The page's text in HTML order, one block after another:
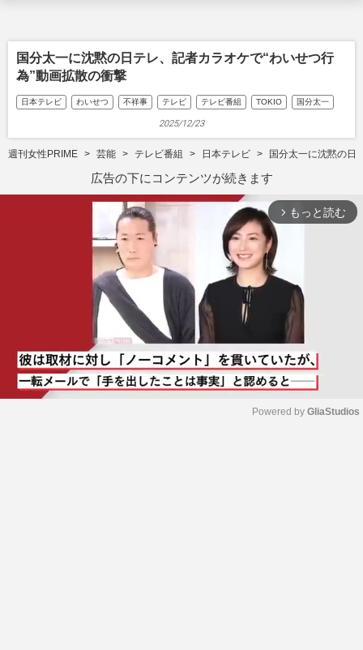
国分太一に沈黙の日テレ、記者カラオケで“わいせつ行
為”動画拡散の衝撃
日本テレビ わいせつ 不祥事 テレビ テレビ番組 TOKIO 国分太一
2025/12/23
週刊女性PRIME 芸能 テレビ番組 日本テレビ 国分太一に沈黙の日
広告の下にコンテンツが続きます
arrow_forward_ios もっと読む
Powered by GliaStudios